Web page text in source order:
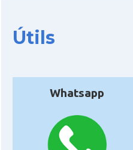
Útils
Whatsapp